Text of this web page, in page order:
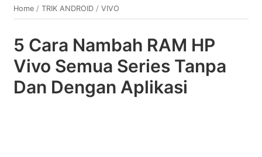
Home /TRIK ANDROID /VIVO
5 Cara Nambah RAM HP
Vivo Semua Series Tanpa
Dan Dengan Aplikasi